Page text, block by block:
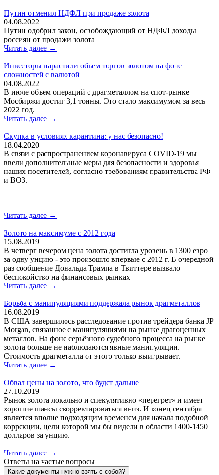
Путин отменил НДФЛ при продаже золота
04.08.2022
Путин одобрил закон, освобождающий от НДФЛ доходы
россиян от продажи золота
Читать далее →
Инвесторы нарастили объем торгов золотом на фоне
сложностей с валютой
04.08.2022
В июле объем операций с драгметаллом на спот-рынке
Мосбиржи достиг 3,1 тонны. Это стало максимумом за весь
2022 год.
Читать далее →
Скупка в условиях карантина: у нас безопасно!
18.04.2020
В связи с распространением коронавируса COVID-19 мы
ввели дополнительные меры для безопасности и здоровья
наших посетителей, согласно требованиям правительства РФ
и ВОЗ.
Читать далее →
Золото на максимуме с 2012 года
15.08.2019
В четверг вечером цена золота достигла уровень в 1300 евро
за одну унцию - это произошло впервые с 2012 г. В очередной
раз сообщение Дональда Трампа в Твиттере вызвало
беспокойство на финансовых рынках.
Читать далее →
Борьба с манипуляциями поддержала рынок драгметаллов
16.08.2019
В США завершилось расследование против трейдера банка JP
Morgan, связанное с манипуляциями на рынке драгоценных
металлов. На фоне серьёзного судебного процесса на рынке
золота больше не наблюдаются явные манипуляции.
Стоимость драгметалла от этого только выигрывает.
Читать далее →
Обвал цены на золото, что будет дальше
27.10.2019
Рынок золота локально и спекулятивно «перегрет» и имеет
хорошие шансы скорректироваться вниз. И конец сентября
является вполне подходящим временем для начала подобной
коррекции, цели которой мы бы видели в области 1400-1450
долларов за унцию.
Читать далее →
Ответы на частые вопросы
Какие документы нужно взять с собой?